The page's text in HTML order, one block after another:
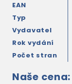
EAN
Typ
Vydavatel
Rok vydání
Počet stran
Naše cena: